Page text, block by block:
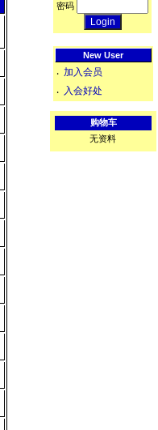
密码
New User
‧ 加入会员
‧ 入会好处
购物车
无资料